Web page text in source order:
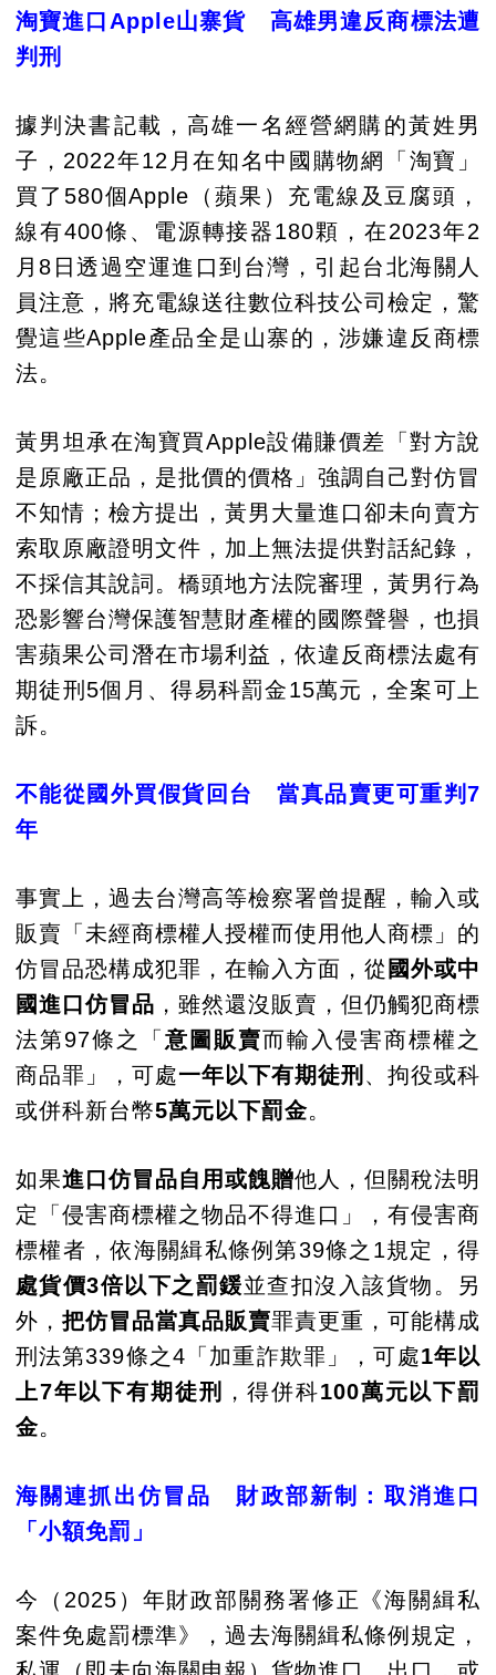
淘寶進口Apple山寨貨 高雄男違反商標法遭
判刑
據判決書記載，高雄一名經營網購的黃姓男
子，2022年12月在知名中國購物網「淘寶」
買了580個Apple（蘋果）充電線及豆腐頭，
線有400條、電源轉接器180顆，在2023年2
月8日透過空運進口到台灣，引起台北海關人
員注意，將充電線送往數位科技公司檢定，驚
覺這些Apple產品全是山寨的，涉嫌違反商標
法。
黃男坦承在淘寶買Apple設備賺價差「對方說
是原廠正品，是批價的價格」強調自己對仿冒
不知情；檢方提出，黃男大量進口卻未向賣方
索取原廠證明文件，加上無法提供對話紀錄，
不採信其說詞。橋頭地方法院審理，黃男行為
恐影響台灣保護智慧財產權的國際聲譽，也損
害蘋果公司潛在市場利益，依違反商標法處有
期徒刑5個月、得易科罰金15萬元，全案可上
訴。
不能從國外買假貨回台 當真品賣更可重判7
年
事實上，過去台灣高等檢察署曾提醒，輸入或
販賣「未經商標權人授權而使用他人商標」的
仿冒品恐構成犯罪，在輸入方面，從 國外或中
國進口仿冒品 ，雖然還沒販賣，但仍觸犯商標
法第97條之「 意圖販賣而輸入侵害商標權之
商品罪」，可處一年以下有期徒刑 、拘役或科
或併科新台幣5萬元以下罰金。
如果進口仿冒品自用或餽贈他人，但關稅法明
定「侵害商標權之物品不得進口」，有侵害商
標權者，依海關緝私條例第39條之1規定，得
處貨價3倍以下之罰鍰並查扣沒入該貨物。另
外， 把仿冒品當真品販賣罪責更重，可能構成
刑法第339條之4「加重詐欺罪」，可處1年以
上7年以下有期徒刑
，得併科100萬元以下罰
金。
海關連抓出仿冒品 財政部新制：取消進口
「小額免罰」
今（2025）年財政部關務署修正《海關緝私
案件免處罰標準》，過去海關緝私條例規定，